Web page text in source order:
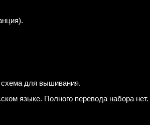
для вышивания.
языке. Полного перевода набора нет.